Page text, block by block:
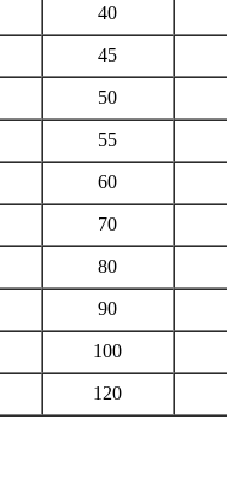
40
45
50
55
60
70
80
90
100
120